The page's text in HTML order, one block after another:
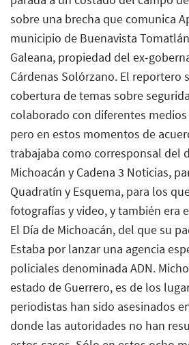
sobre una brecha que comunica
municipio de Buenavista
Galeana, propiedad del ex-
Cárdenas Solórzano. El reportero
cobertura de temas sobre
colaborado con diferentes
pero en estos momentos de
trabajaba como corresponsal del
Michoacán y Cadena 3 Noticias,
Quadratín y Esquema, para los
fotografías y video, y también era
El Día de Michoacán, del que su
Estaba por lanzar una agencia
policiales denominada ADN.
estado de Guerrero, es de los
periodistas han sido asesinados
donde las autoridades no han